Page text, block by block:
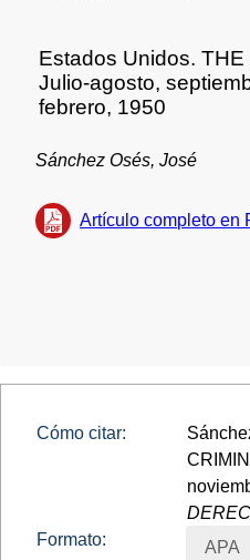
Estados Unidos.
Julio-agosto,
febrero, 1950
Sánchez Osés, José
Artículo completo en
Cómo citar:
Formato:
APA